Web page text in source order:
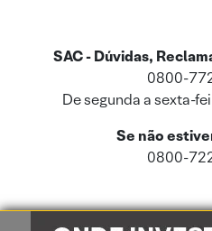
SAC - Dúvidas,
0800-
De segunda a sexta-
Se não
0800-